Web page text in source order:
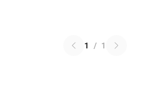
1 / 1